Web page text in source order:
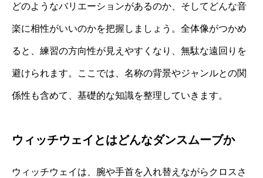
どのようなバリエーションがあるのか、そしてどんな音
楽に相性がいいのかを把握しましょう。全体像がつかめ
ると、練習の方向性が見えやすくなり、無駄な遠回りを
避けられます。ここでは、名称の背景やジャンルとの関
係性も含めて、基礎的な知識を整理していきます。
ウィッチウェイとはどんなダンスムーブか
ウィッチウェイは、腕や手首を入れ替えながらクロスさ